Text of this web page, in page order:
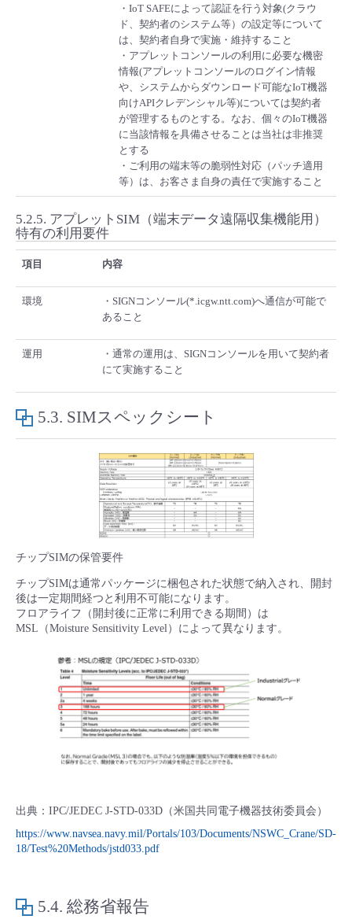
・IoT SAFEによって認証を行う対象(クラウ
ド、契約者のシステム等）の設定等について
は、契約者自身で実施・維持すること
・アプレットコンソールの利用に必要な機密
情報(アプレットコンソールのログイン情報
や、システムからダウンロード可能なIoT機器
向けAPIクレデンシャル等)については契約者
が管理するものとする。なお、個々のIoT機器
に当該情報を具備させることは当社は非推奨
とする
・ご利用の端末等の脆弱性対応（パッチ適用
等）は、お客さま自身の責任で実施すること
5.2.5. アプレットSIM（端末データ遠隔収集機能用）
特有の利用要件
項目 内容
環境
・SIGNコンソール(*.icgw.ntt.com)へ通信が可能で
あること
運用
・通常の運用は、SIGNコンソールを用いて契約者
にて実施すること
5.3. SIMスペックシート
チップSIMの保管要件
チップSIMは通常パッケージに梱包された状態で納入され、開封
後は一定期間経つと利用不可能になります。
フロアライフ（開封後に正常に利用できる期間）は
MSL（Moisture Sensitivity Level）によって異なります。
出典：IPC/JEDEC J-STD-033D（米国共同電子機器技術委員会）
https://www.navsea.navy.mil/Portals/103/Documents/NSWC_Crane/SD-
18/Test%20Methods/jstd033.pdf
5.4. 総務省報告